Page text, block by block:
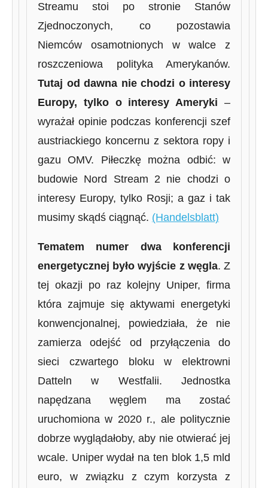
Streamu stoi po stronie Stanów
Zjednoczonych, co pozostawia
Niemców osamotnionych w walce z
roszczeniowa polityka Amerykanów.
Tutaj od dawna nie chodzi o interesy
Europy, tylko o interesy Ameryki –
wyrażał opinie podczas konferencji szef
austriackiego koncernu z sektora ropy i
gazu OMV. Piłeczkę można odbić: w
budowie Nord Stream 2 nie chodzi o
interesy Europy, tylko Rosji; a gaz i tak
musimy skądś ciągnąć. (Handelsblatt)
Tematem numer dwa konferencji
energetycznej było wyjście z węgla. Z
tej okazji po raz kolejny Uniper, firma
która zajmuje się aktywami energetyki
konwencjonalnej, powiedziała, że nie
zamierza odejść od przyłączenia do
sieci czwartego bloku w elektrowni
Datteln w Westfalii. Jednostka
napędzana węglem ma zostać
uruchomiona w 2020 r., ale politycznie
dobrze wyglądałoby, aby nie otwierać jej
wcale. Uniper wydał na ten blok 1,5 mld
euro, w związku z czym korzysta z